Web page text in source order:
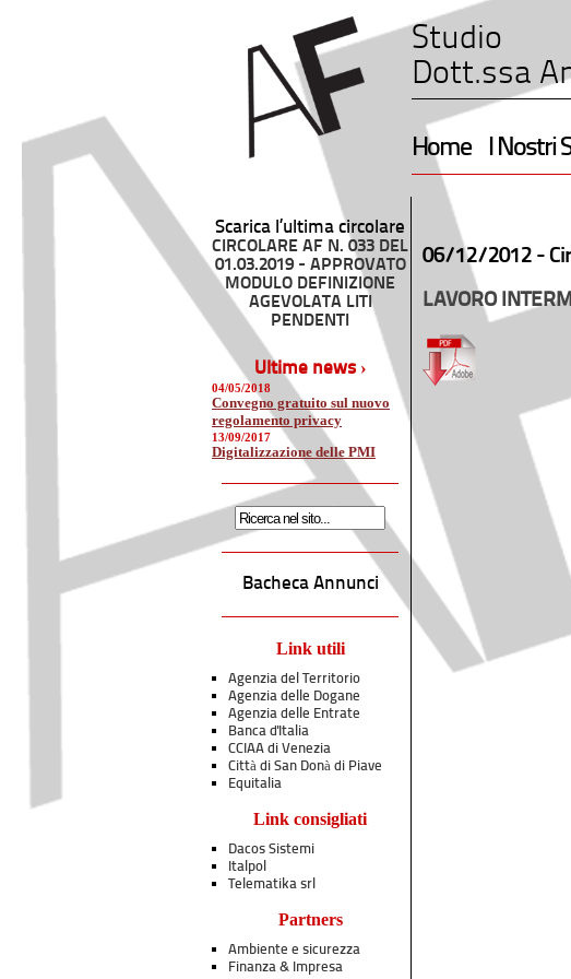
Studio
Dott.ssa
Home I Nostri
Scarica l’ultima circolare
CIRCOLARE AF N. 033 DEL
01.03.2019 - APPROVATO
MODULO DEFINIZIONE
AGEVOLATA LITI
PENDENTI
Ultime news ›
04/05/2018
Convegno gratuito sul nuovo
regolamento privacy
13/09/2017
Digitalizzazione delle PMI
Bacheca Annunci
Link utili
Agenzia del Territorio
Agenzia delle Dogane
Agenzia delle Entrate
Banca d'Italia
CCIAA di Venezia
Città di San Donà di Piave
Equitalia
Link consigliati
Dacos Sistemi
Italpol
Telematika srl
Partners
Ambiente e sicurezza
Finanza & Impresa
06/12/2012 -
LAVORO